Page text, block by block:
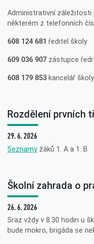
Administrativní záležitosti
některém z telefonních
608 124 681 ředitel školy
609 036 907 zástupce
608 179 853 kancelář školy
Rozdělení prvních
29. 6. 2026
Seznamy žáků 1. A a 1. B
Školní zahrada o
26. 6. 2026
Sraz vždy v 8.30 hodin u
bude mokro, brigáda se